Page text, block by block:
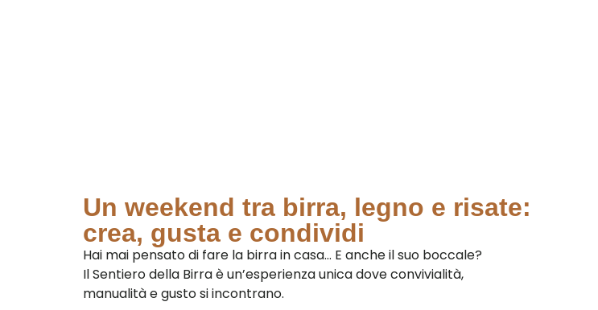
Un weekend tra birra, legno e risate:
crea, gusta e condividi
Hai mai pensato di fare la birra in casa… E anche il suo boccale?
Il Sentiero della Birra è un’esperienza unica dove convivialità,
manualità e gusto si incontrano.